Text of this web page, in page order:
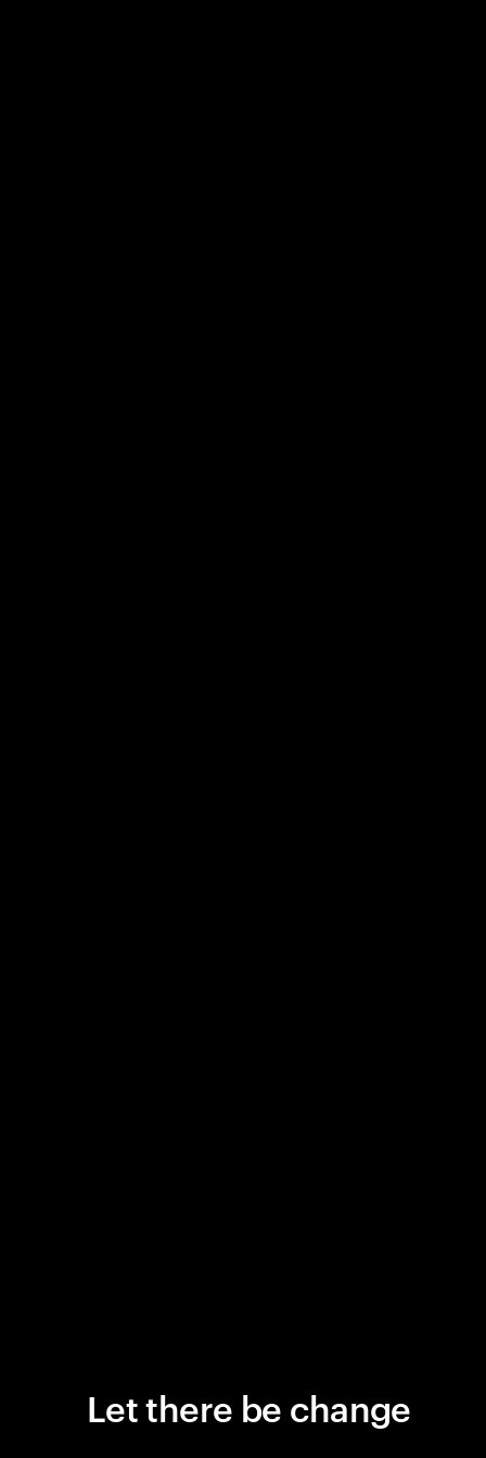
Let there be change